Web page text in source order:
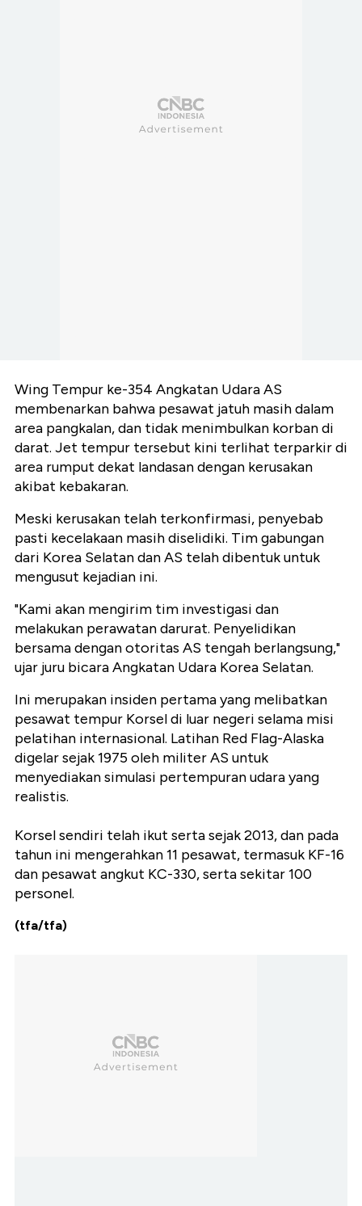
Wing Tempur ke-354 Angkatan Udara AS
membenarkan bahwa pesawat jatuh masih dalam
area pangkalan, dan tidak menimbulkan korban di
darat. Jet tempur tersebut kini terlihat terparkir di
area rumput dekat landasan dengan kerusakan
akibat kebakaran.
Meski kerusakan telah terkonfirmasi, penyebab
pasti kecelakaan masih diselidiki. Tim gabungan
dari Korea Selatan dan AS telah dibentuk untuk
mengusut kejadian ini.
"Kami akan mengirim tim investigasi dan
melakukan perawatan darurat. Penyelidikan
bersama dengan otoritas AS tengah berlangsung,"
ujar juru bicara Angkatan Udara Korea Selatan.
Ini merupakan insiden pertama yang melibatkan
pesawat tempur Korsel di luar negeri selama misi
pelatihan internasional. Latihan Red Flag-Alaska
digelar sejak 1975 oleh militer AS untuk
menyediakan simulasi pertempuran udara yang
realistis.
Korsel sendiri telah ikut serta sejak 2013, dan pada
tahun ini mengerahkan 11 pesawat, termasuk KF-16
dan pesawat angkut KC-330, serta sekitar 100
personel.
(tfa/tfa)